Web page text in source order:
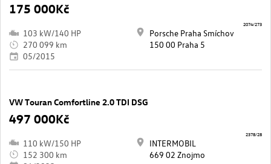
175 000Kč
103 kW/140 HP
270 099 km
05/2015
Porsche Praha Smíchov
150 00 Praha 5
2074/273
VW Touran Comfortline 2.0 TDI DSG
497 000Kč
110 kW/150 HP
152 300 km
INTERMOBIL
669 02 Znojmo
2378/28